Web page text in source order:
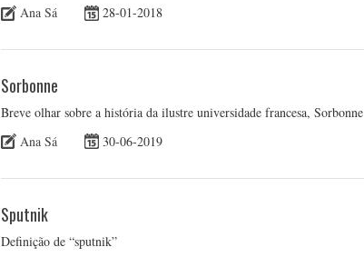
Ana Sá
28-01-2018
Sorbonne
Breve olhar sobre a história da ilustre universidade francesa, Sorbonne
Ana Sá
30-06-2019
Sputnik
Definição de “sputnik”